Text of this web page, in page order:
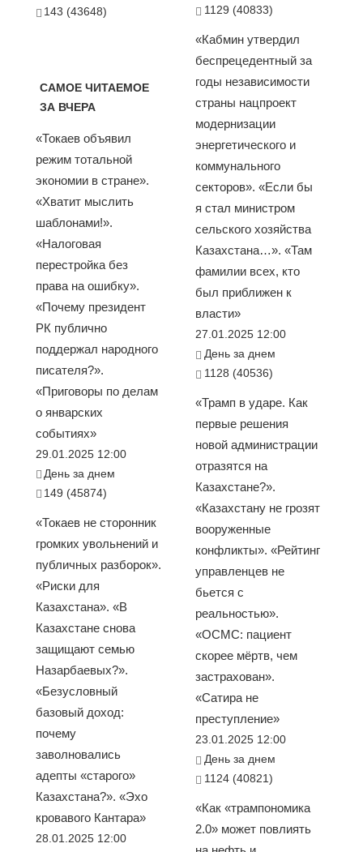
143 (43648)
САМОЕ ЧИТАЕМОЕ
ЗА ВЧЕРА
«Токаев объявил
режим тотальной
экономии в стране».
«Хватит мыслить
шаблонами!».
«Налоговая
перестройка без
права на ошибку».
«Почему президент
РК публично
поддержал народного
писателя?».
«Приговоры по делам
о январских
событиях»
29.01.2025 12:00
День за днем
149 (45874)
«Токаев не сторонник
громких увольнений и
публичных разборок».
«Риски для
Казахстана». «В
Казахстане снова
защищают семью
Назарбаевых?».
«Безусловный
базовый доход:
почему
заволновались
адепты «старого»
Казахстана?». «Эхо
кровавого Кантара»
28.01.2025 12:00
1129 (40833)
«Кабмин утвердил
беспрецедентный за
годы независимости
страны нацпроект
модернизации
энергетического и
коммунального
секторов». «Если бы
я стал министром
сельского хозяйства
Казахстана…». «Там
фамилии всех, кто
был приближен к
власти»
27.01.2025 12:00
День за днем
1128 (40536)
«Трамп в ударе. Как
первые решения
новой администрации
отразятся на
Казахстане?».
«Казахстану не грозят
вооруженные
конфликты». «Рейтинг
управленцев не
бьется с
реальностью».
«ОСМС: пациент
скорее мёртв, чем
застрахован».
«Сатира не
преступление»
23.01.2025 12:00
День за днем
1124 (40821)
«Как «трампономика
2.0» может повлиять